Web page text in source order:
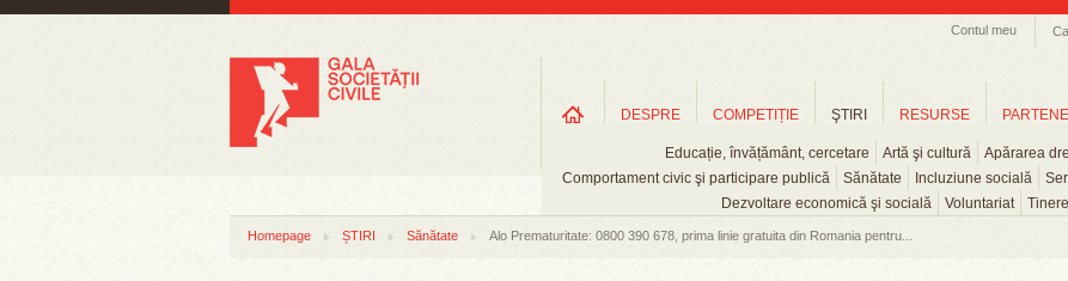
Contul meu
DESPRE COMPETIȚIE ŞTIRI
Educație, învățământ, cercetare Artă şi cultură
Apărarea
Comportament civic şi participare publică
Sănătate Incluziune socială
Dezvoltare economică şi socială
Voluntariat
RESURSE
Homepage ȘTIRI Sănătate Alo Prematuritate: 0800 390 678, prima linie gratuita din Romania pentru...